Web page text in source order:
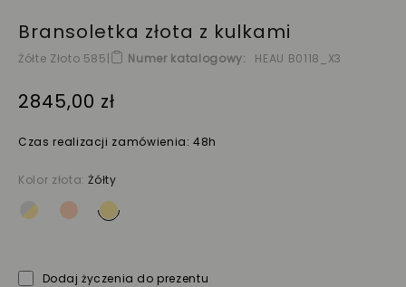
Bransoletka złota z kulkami
Żółte Złoto 585| Numer katalogowy HEAU B0118_X3
2845,00 zł
Czas realizacji zamówienia: 48h
Kolor złota:Żółty
Dodaj życzenia do prezentu